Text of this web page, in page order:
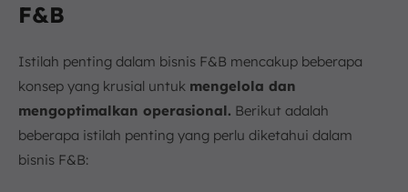
F&B
Istilah penting dalam bisnis F&B mencakup beberapa
konsep yang krusial untuk mengelola dan
mengoptimalkan operasional. Berikut adalah
beberapa istilah penting yang perlu diketahui dalam
bisnis F&B: